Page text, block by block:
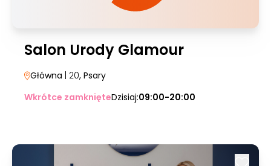
Salon Urody Glamour
Główna | 20, Psary
Wkrótce zamknięteDzisiaj:09:00-20:00